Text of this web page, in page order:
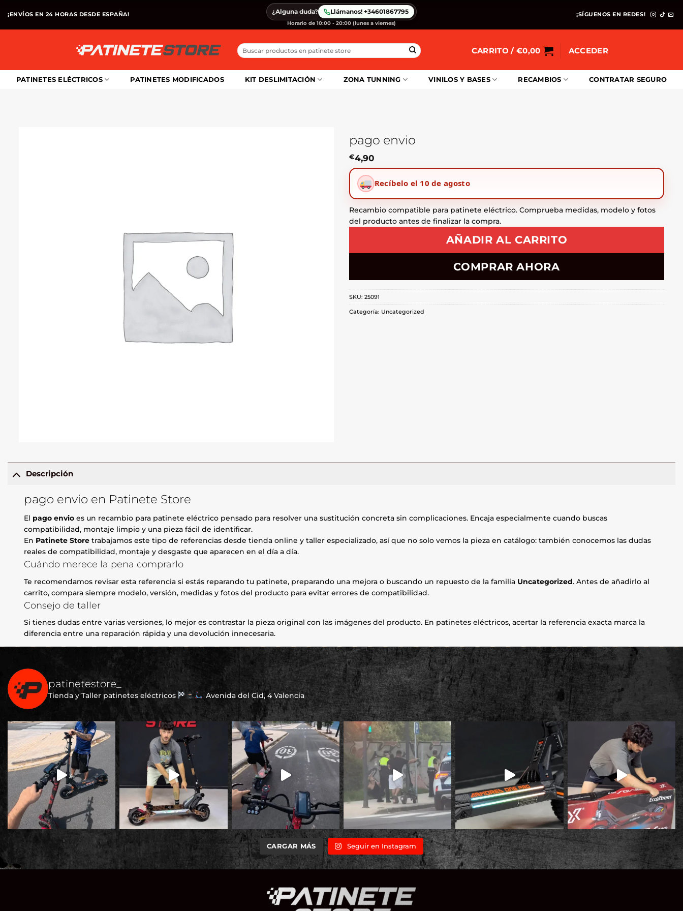
contenido
¡ENVÍOS EN 24 HORAS DESDE ESPAÑA! ¿Alguna duda? Llámanos! +34601867795
Horario de 10:00 - 20:00 (lunes a viernes)
¡SÍGUENOS EN REDES!
Buscar
por:
CARRITO / €0,00 ACCEDER
PATINETES ELÉCTRICOS PATINETES MODIFICADOS KIT DESLIMITACIÓN ZONA TUNNING VINILOS Y BASES RECAMBIOS CONTRATAR SEGURO
pago envio
€4,90
Recíbelo el 10 de agosto
Recambio compatible para patinete eléctrico. Comprueba medidas, modelo y fotos
del producto antes de finalizar la compra.
AÑADIR AL CARRITO
COMPRAR AHORA
SKU: 25091
Categoría: Uncategorized
Descripción
pago envio en Patinete Store
El pago envio es un recambio para patinete eléctrico pensado para resolver una sustitución concreta sin complicaciones. Encaja especialmente cuando buscas
compatibilidad, montaje limpio y una pieza fácil de identificar.
En Patinete Store trabajamos este tipo de referencias desde tienda online y taller especializado, así que no solo vemos la pieza en catálogo: también conocemos las dudas
reales de compatibilidad, montaje y desgaste que aparecen en el día a día.
Cuándo merece la pena comprarlo
Te recomendamos revisar esta referencia si estás reparando tu patinete, preparando una mejora o buscando un repuesto de la familia Uncategorized. Antes de añadirlo al
carrito, compara siempre modelo, versión, medidas y fotos del producto para evitar errores de compatibilidad.
Consejo de taller
Si tienes dudas entre varias versiones, lo mejor es contrastar la pieza original con las imágenes del producto. En patinetes eléctricos, acertar la referencia exacta marca la
diferencia entre una reparación rápida y una devolución innecesaria.
patinetestore_
Tienda y Taller patinetes eléctricos Avenida del Cid, 4 Valencia
CARGAR MÁS Seguir en Instagram